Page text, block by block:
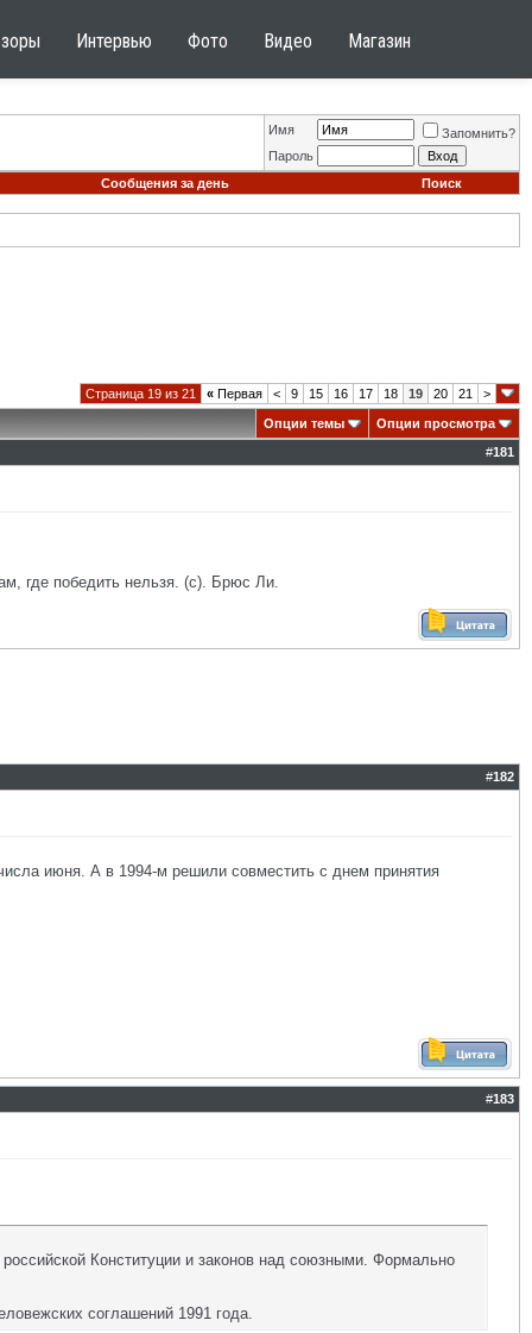
Интервью Фото Видео Магазин
Имя
Запомнить?
Пароль
Сообщения за день Поиск
Страница 19 из 21 « Первая < 9 15 16 17 18 19 20 21 >
Опции темы
Опции просмотра
#181
где победить нельзя. (с). Брюс Ли.
#182
июня. А в 1994-м решили совместить с днем принятия
#183
Конституции и законов над союзными. Формально
соглашений 1991 года.